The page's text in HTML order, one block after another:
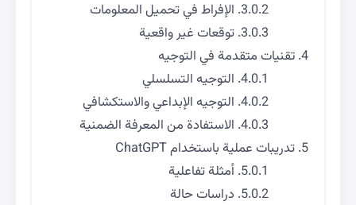
الإفراط في تحميل المعلومات
توقعات غير واقعية
تقنيات متقدمة في التوجيه
التوجيه التسلسلي
التوجيه الإبداعي والاستكشافي
الاستفادة من المعرفة الضمنية
تدريبات عملية باستخدام ChatGPT
أمثلة تفاعلية
دراسات حالة